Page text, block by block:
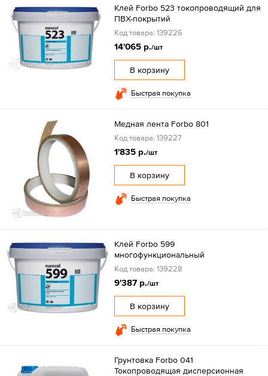
Клей Forbo 523 токопроводящий для
ПВХ-покрытий
Код товара: 139226
14'065 р./шт
В корзину
Быстрая покупка
Медная лента Forbo 801
Код товара: 139227
1'835 р./шт
В корзину
Быстрая покупка
Клей Forbo 599
многофункциональный
Код товара: 139228
9'387 р./шт
В корзину
Быстрая покупка
Грунтовка Forbo 041
Токопроводящая дисперсионная